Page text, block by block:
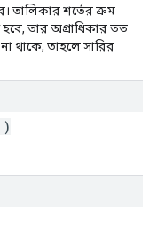
তালিকার শর্তের ক্রম
তার অগ্রাধিকার তত
থাকে, তাহলে সারির
)